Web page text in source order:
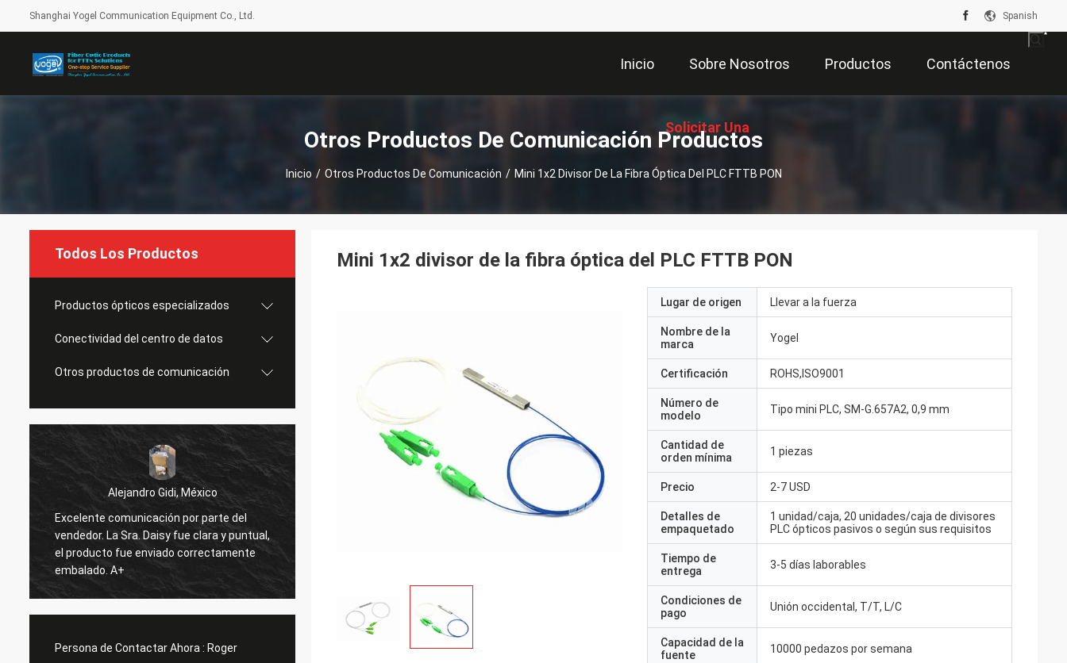
Shanghai Yogel Communication Equipment Co., Ltd. Spanish
Inicio Sobre Nosotros Productos Contáctenos
Solicitar Una
Otros Productos De Comunicación Productos
Inicio / Otros Productos De Comunicación / Mini 1x2 Divisor De La Fibra Óptica Del PLC FTTB PON
Todos Los Productos
Productos ópticos especializados
Conectividad del centro de datos
Otros productos de comunicación
Alejandro Gidi, México
Excelente comunicación por parte del
vendedor. La Sra. Daisy fue clara y puntual,
el producto fue enviado correctamente
embalado. A+
Sergey Shapotkin, Federación Rusa
rhode alain,Francia
Es muy agradable trabajar con verdaderos
profesionales. Son atentos y receptivos.
Persona de Contactar Ahora : Roger
Mini 1x2 divisor de la fibra óptica del PLC FTTB PON
Lugar de origen Llevar a la fuerza
Nombre de la
marca
Yogel
Certificación ROHS,ISO9001
Número de
modelo
Tipo mini PLC, SM-G.657A2, 0,9 mm
Cantidad de
orden mínima
1 piezas
Precio 2-7 USD
Detalles de
empaquetado
1 unidad/caja, 20 unidades/caja de divisores
PLC ópticos pasivos o según sus requisitos
Tiempo de
entrega
3-5 días laborables
Condiciones de
pago
Unión occidental, T/T, L/C
Capacidad de la
fuente
10000 pedazos por semana